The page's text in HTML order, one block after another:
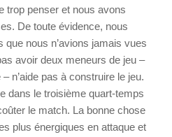
trop penser et nous avons
De toute évidence, nous
nous n’avions jamais vues
avoir deux meneurs de jeu –
n’aide pas à construire le jeu.
dans le troisième quart-temps
le match. La bonne chose
plus énergiques en attaque et